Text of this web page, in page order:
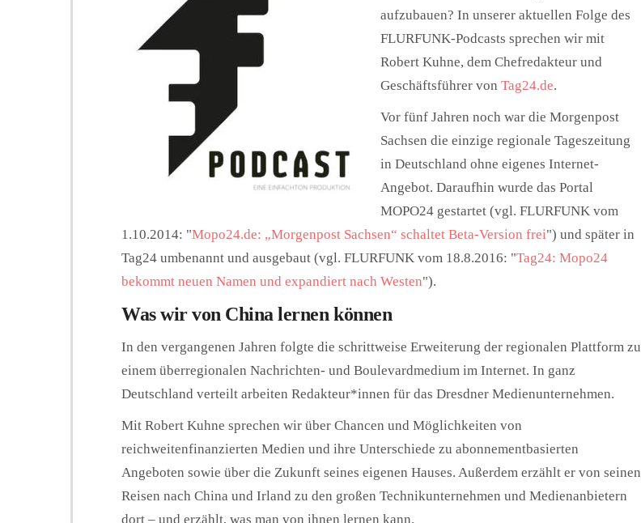
aufzubauen? In unserer aktuellen Folge des
FLURFUNK-Podcasts sprechen wir mit
Robert Kuhne, dem Chefredakteur und
Geschäftsführer von Tag24.de.
Vor fünf Jahren noch war die Morgenpost
Sachsen die einzige regionale Tageszeitung
in Deutschland ohne eigenes Internet-
Angebot. Daraufhin wurde das Portal
MOPO24 gestartet (vgl. FLURFUNK vom
1.10.2014: "Mopo24.de: „Morgenpost Sachsen“ schaltet Beta-Version frei") und später in
Tag24 umbenannt und ausgebaut (vgl. FLURFUNK vom 18.8.2016: "Tag24: Mopo24
bekommt neuen Namen und expandiert nach Westen").
Was wir von China lernen können
In den vergangenen Jahren folgte die schrittweise Erweiterung der regionalen Plattform zu
einem überregionalen Nachrichten- und Boulevardmedium im Internet. In ganz
Deutschland verteilt arbeiten Redakteur*innen für das Dresdner Medienunternehmen.
Mit Robert Kuhne sprechen wir über Chancen und Möglichkeiten von
reichweitenfinanzierten Medien und ihre Unterschiede zu abonnementbasierten
Angeboten sowie über die Zukunft seines eigenen Hauses. Außerdem erzählt er von seinen
Reisen nach China und Irland zu den großen Technikunternehmen und Medienanbietern
dort – und erzählt, was man von ihnen lernen kann.